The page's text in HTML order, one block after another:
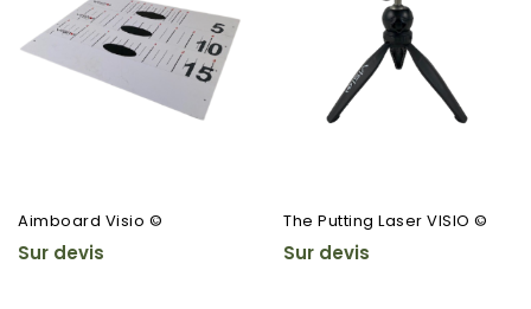
Aimboard Visio ©
Sur devis
The Putting Laser VISIO ©
Sur devis